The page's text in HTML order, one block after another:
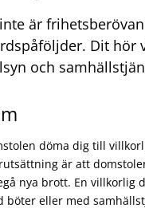
är
Dit hör
och
döma dig till
är att
nya brott. En villkorlig
böter eller med